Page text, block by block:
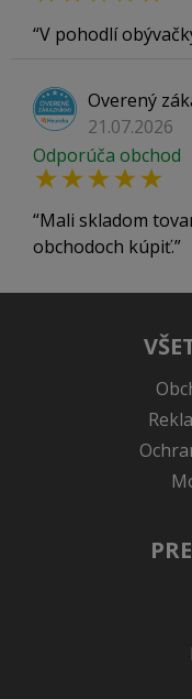
V pohodlí
Overený
21.07.2026
Odporúča obchod
Mali skladom
obchodoch kúpiť.